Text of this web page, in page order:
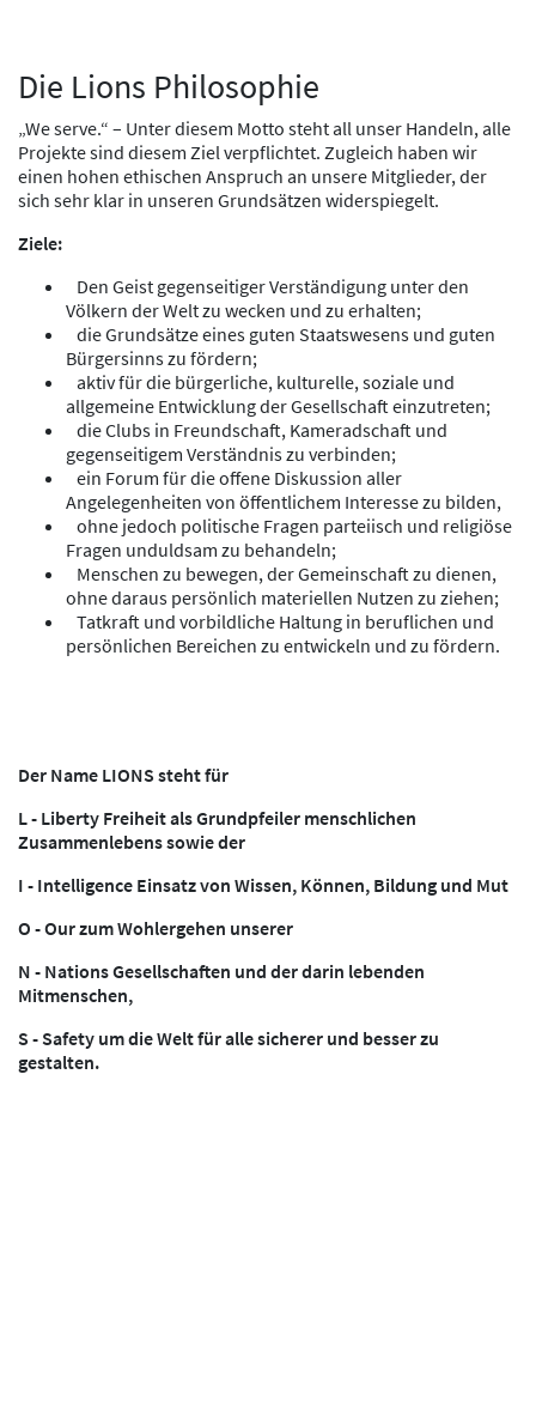
Die Lions Philosophie
„We serve.“ – Unter diesem Motto steht all unser Handeln, alle
Projekte sind diesem Ziel verpflichtet. Zugleich haben wir
einen hohen ethischen Anspruch an unsere Mitglieder, der
sich sehr klar in unseren Grundsätzen widerspiegelt.
Ziele:
Den Geist gegenseitiger Verständigung unter den
Völkern der Welt zu wecken und zu erhalten;
die Grundsätze eines guten Staatswesens und guten
Bürgersinns zu fördern;
aktiv für die bürgerliche, kulturelle, soziale und
allgemeine Entwicklung der Gesellschaft einzutreten;
die Clubs in Freundschaft, Kameradschaft und
gegenseitigem Verständnis zu verbinden;
ein Forum für die offene Diskussion aller
Angelegenheiten von öffentlichem Interesse zu bilden,
ohne jedoch politische Fragen parteiisch und religiöse
Fragen unduldsam zu behandeln;
Menschen zu bewegen, der Gemeinschaft zu dienen,
ohne daraus persönlich materiellen Nutzen zu ziehen;
Tatkraft und vorbildliche Haltung in beruflichen und
persönlichen Bereichen zu entwickeln und zu fördern.
Der Name LIONS steht für
L - Liberty Freiheit als Grundpfeiler menschlichen
Zusammenlebens sowie der
I - Intelligence Einsatz von Wissen, Können, Bildung und Mut
O - Ourzum Wohlergehen unserer
N - NationsGesellschaften und der darin lebenden
Mitmenschen,
S - Safety um die Welt für alle sicherer und besser zu
gestalten.